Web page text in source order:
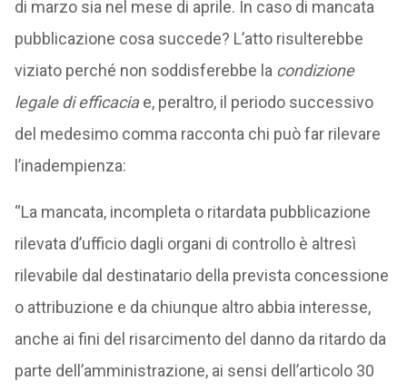
di marzo sia nel mese di aprile. In caso di mancata
pubblicazione cosa succede? L’atto risulterebbe
viziato perché non soddisferebbe la condizione
legale di efficaciae, peraltro, il periodo successivo
del medesimo comma racconta chi può far rilevare
l’inadempienza:
“La mancata, incompleta o ritardata pubblicazione
rilevata d’ufficio dagli organi di controllo è altresì
rilevabile dal destinatario della prevista concessione
o attribuzione e da chiunque altro abbia interesse,
anche ai fini del risarcimento del danno da ritardo da
parte dell’amministrazione, ai sensi dell’articolo 30